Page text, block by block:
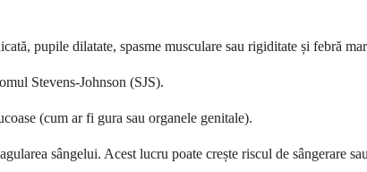
pupile dilatate, spasme musculare sau rigiditate și febră
Stevens-Johnson (SJS).
(cum ar fi gura sau organele genitale).
sângelui. Acest lucru poate crește riscul de sângerare